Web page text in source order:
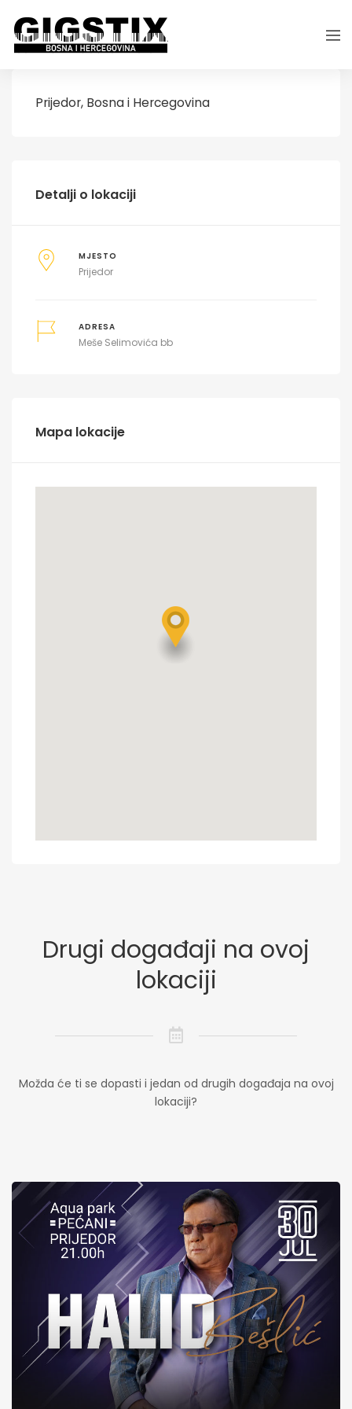
Prijedor, Bosna i Hercegovina
Detalji o lokaciji
MJESTO
Prijedor
ADRESA
Meše Selimovića bb
Mapa lokacije
Drugi događaji na ovoj
lokaciji
Možda će ti se dopasti i jedan od drugih događaja na ovoj
lokaciji?